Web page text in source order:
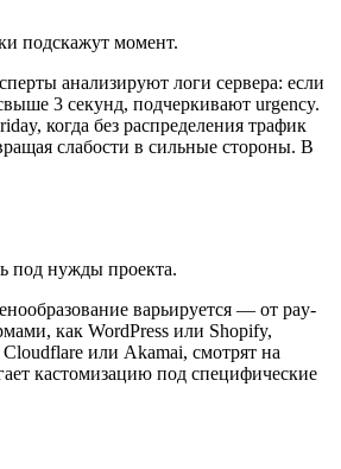
подскажут момент.
анализируют логи сервера: если
3 секунд, подчеркивают urgency.
когда без распределения трафик
слабости в сильные стороны. В
под нужды проекта.
варьируется — от pay-
как WordPress или Shopify,
или Akamai, смотрят на
кастомизацию под специфические